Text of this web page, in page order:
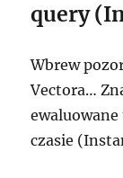
query
Wbrew
Vectora…
czasie